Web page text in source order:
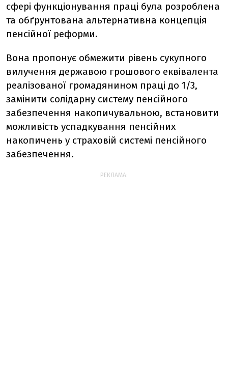
сфері функціонування праці була розроблена
та обґрунтована альтернативна концепція
пенсійної реформи.
Вона пропонує обмежити рівень сукупного
вилучення державою грошового еквівалента
реалізованої громадянином праці до 1/3,
замінити солідарну систему пенсійного
забезпечення накопичувальною, встановити
можливість успадкування пенсійних
накопичень у страховій системі пенсійного
забезпечення.
РЕКЛАМА: